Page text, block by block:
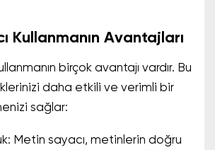
Kullanmanın Avantajları
birçok avantajı vardır. Bu
daha etkili ve verimli bir
sağlar:
Metin sayacı, metinlerin doğru